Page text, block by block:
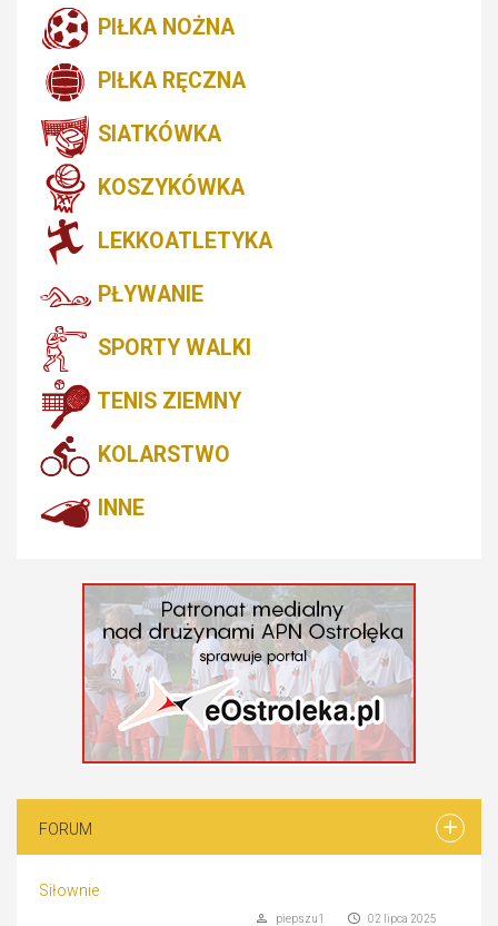
PIŁKA NOŻNA
PIŁKA RĘCZNA
SIATKÓWKA
KOSZYKÓWKA
LEKKOATLETYKA
PŁYWANIE
SPORTY WALKI
TENIS ZIEMNY
KOLARSTWO
INNE
FORUM
Siłownie
02 lipca 2025
piepszu1